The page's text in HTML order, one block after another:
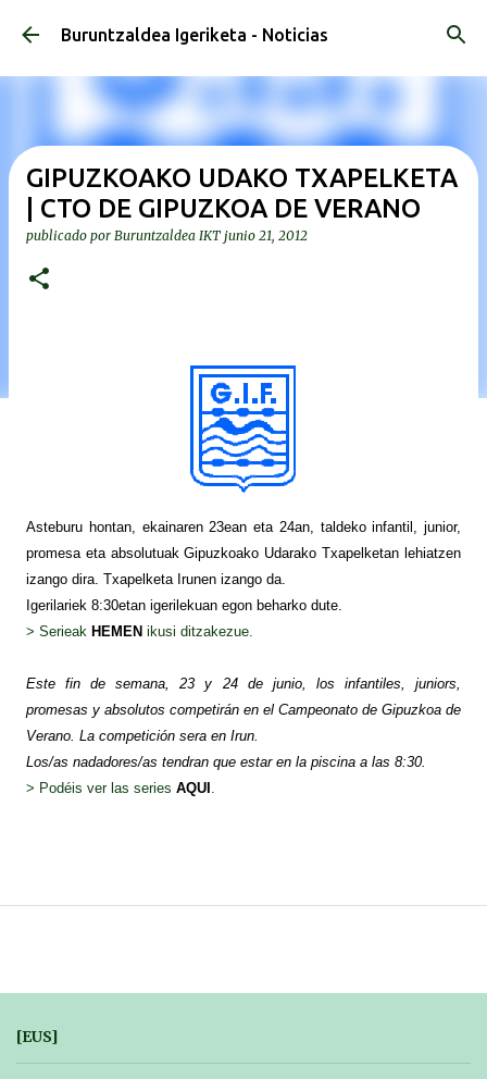
Ir al contenido principal
Buruntzaldea Igeriketa - Noticias
GIPUZKOAKO UDAKO TXAPELKETA
| CTO DE GIPUZKOA DE VERANO
publicado por Buruntzaldea IKT junio 21, 2012
Asteburu hontan, ekainaren 23ean eta 24an, taldeko infantil, junior,
promesa eta absolutuak Gipuzkoako Udarako Txapelketan lehiatzen
izango dira. Txapelketa Irunen izango da.
Igerilariek 8:30etan igerilekuan egon beharko dute.
> Serieak HEMEN ikusi ditzakezue.
Este fin de semana, 23 y 24 de junio, los infantiles, juniors,
promesas y absolutos competirán en el Campeonato de Gipuzkoa de
Verano. La competición sera en Irun.
Los/as nadadores/as tendran que estar en la piscina a las 8:30.
> Podéis ver las series AQUI .
[EUS]